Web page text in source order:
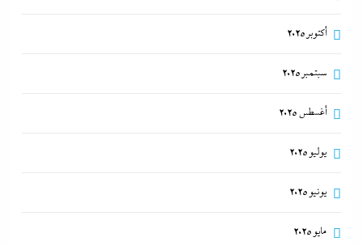
أكتوبر 2025
سبتمبر 2025
أغسطس 2025
يوليو 2025
يونيو 2025
مايو 2025